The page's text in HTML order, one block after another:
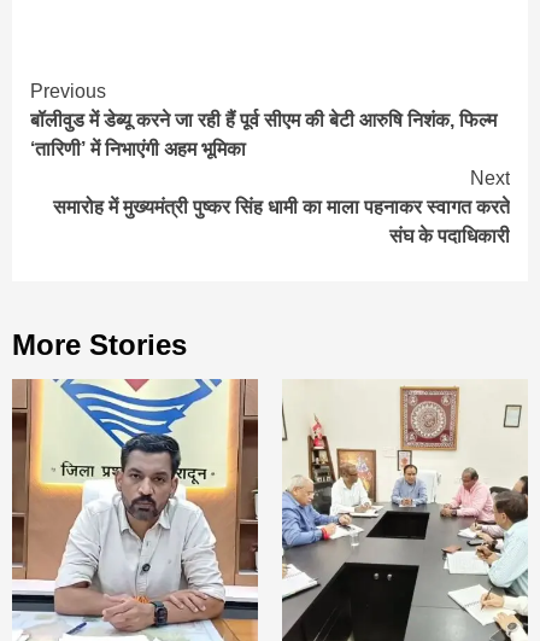
Continue
Reading
Previous
बॉलीवुड में डेब्यू करने जा रही हैं पूर्व सीएम की बेटी आरुषि निशंक, फिल्म
‘तारिणी’ में निभाएंगी अहम भूमिका
Next
समारोह में मुख्यमंत्री पुष्कर सिंह धामी का माला पहनाकर स्वागत करते
संघ के पदाधिकारी
More Stories